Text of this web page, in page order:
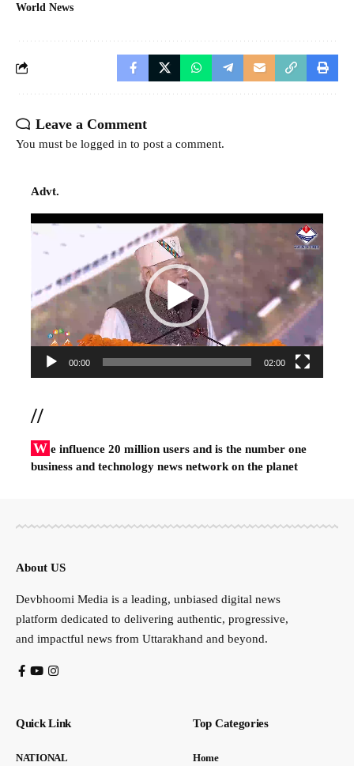
World News
Leave a Comment
You must be logged in to post a comment.
Advt.
Video
00:00 02:00
//
W e influence 20 million users and is the number one
business and technology news network on the planet
About US
Devbhoomi Media is a leading, unbiased digital news
platform dedicated to delivering authentic, progressive,
and impactful news from Uttarakhand and beyond.
Quick Link
NATIONAL
Top Categories
Home